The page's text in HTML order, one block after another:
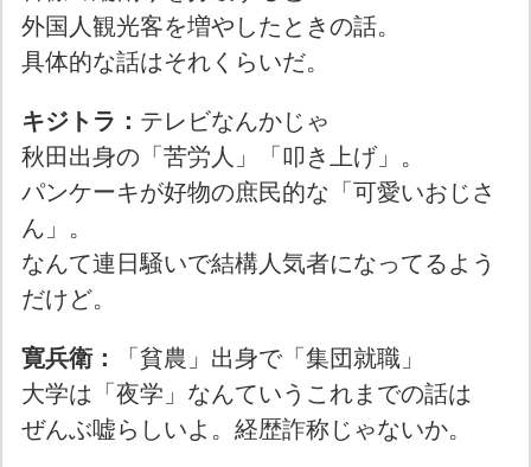
外国人観光客を増やしたときの話。
具体的な話はそれくらいだ。
キジトラ： テレビなんかじゃ
秋田出身の「苦労人」「叩き上げ」。
パンケーキが好物の庶民的な「可愛いおじさ
ん」。
なんて連日騒いで結構人気者になってるよう
だけど。
寛兵衛：
「貧農」出身で「集団就職」
大学は「夜学」なんていうこれまでの話は
ぜんぶ嘘らしいよ。経歴詐称じゃないか。